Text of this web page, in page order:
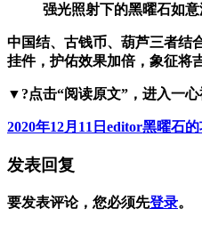
强光照射下的黑曜石如
中国结、古钱币、葫芦三者结
挂件，护佑效果加倍，象征将
▼?点击“阅读原文”，进入一
发
于
2020年12月11日 作
editor分
黑曜石的
发表回复
要发表评论，您必须先登录。